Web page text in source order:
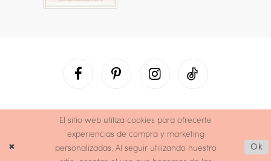
El sitio web utiliza cookies para ofrecerte
experiencias de compra y marketing
personalizadas. Al seguir utilizando nuestro
Ok